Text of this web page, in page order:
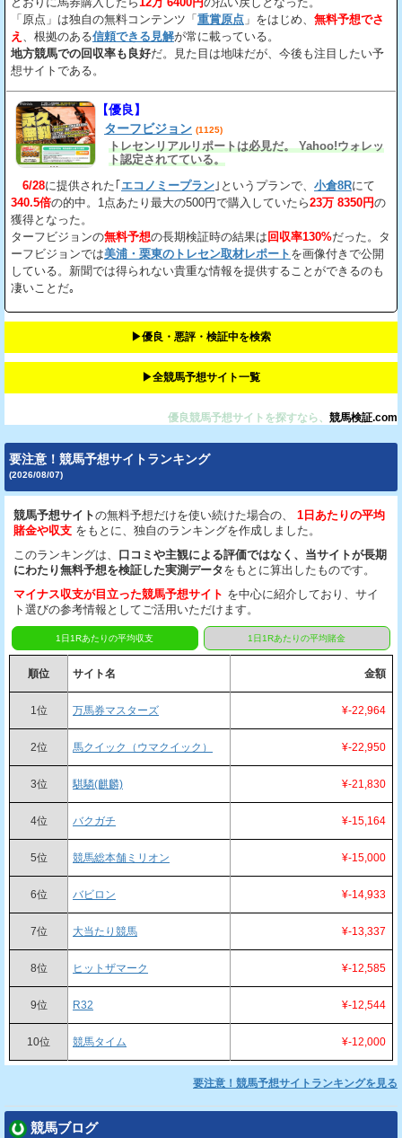
「原点」は独自の無料コンテンツ「 重賞原点 」をはじめ、 無料予想でさ
え
、根拠のある信頼できる見解が常に載っている。
地方競馬での回収率も良好だ。見た目は地味だが、今後も注目したい予
想サイトである。
【優良】
ターフビジョン (1125)
トレセンリアルリポートは必見だ。 Yahoo!ウォレッ
ト認定されてている。
6/28に提供された｢ エコノミープラン ｣というプランで、 小倉8Rにて
340.5倍の的中。1点あたり最大の500円で購入していたら23万 8350円の
獲得となった。
ターフビジョンの無料予想の長期検証時の結果は 回収率130%だった。タ
ーフビジョンでは美浦・栗東のトレセン取材レポート を画像付きで公開
している。新聞では得られない貴重な情報を提供することができるのも
凄いことだ｡
▶︎優良・悪評・検証中を検索
▶︎全競馬予想サイト一覧
優良競馬予想サイトを探すなら、 競馬検証.com
要注意！競馬予想サイトランキング
(2026/08/07)
競馬予想サイトの無料予想だけを使い続けた場合の、
1日あたりの平均
賭金や収支 をもとに、独自のランキングを作成しました。
このランキングは、 口コミや主観による評価ではなく、当サイトが長期
にわたり無料予想を検証した実測データをもとに算出したものです。
マイナス収支が目立った競馬予想サイト を中心に紹介しており、サイ
ト選びの参考情報としてご活用いただけます。
1日1Rあたりの平均収支 1日1Rあたりの平均賭金
順位 サイト名 金額
1位 万馬券マスターズ ¥-22,964
2位 馬クイック（ウマクイック） ¥-22,950
3位 騏驎(麒麟) ¥-21,830
4位 バクガチ ¥-15,164
5位 競馬総本舗ミリオン ¥-15,000
6位 バビロン ¥-14,933
7位 大当たり競馬 ¥-13,337
8位 ヒットザマーク ¥-12,585
9位 R32 ¥-12,544
10位 競馬タイム ¥-12,000
要注意！競馬予想サイトランキングを見る
競馬ブログ